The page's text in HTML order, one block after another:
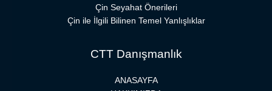
Çin Seyahat Önerileri
Çin ile İlgili Bilinen Temel Yanlışlıklar
CTT Danışmanlık
ANASAYFA